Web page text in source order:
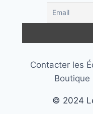
Contacter les
Boutique
© 2024